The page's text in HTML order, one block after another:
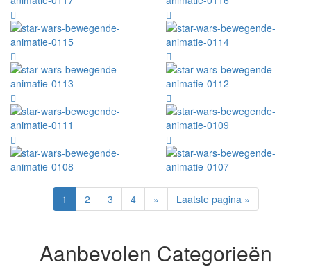
1 2 3 4 » Laatste pagina »
Aanbevolen Categorieën